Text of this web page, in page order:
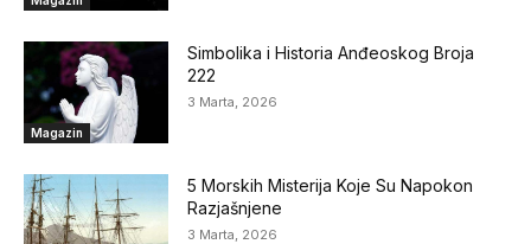
Magazin
Simbolika i Historia Anđeoskog Broja
222
3 Marta, 2026
5 Morskih Misterija Koje Su Napokon
Razjašnjene
3 Marta, 2026